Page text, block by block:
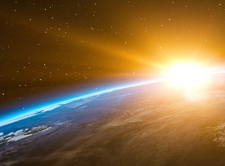
s’agit, toujours selon Greenpeace, de la 7
provenance de Russie depuis le début de
EDF « applique strictement toutes les
Une série de cylindres gris d’environ 3,7
radioactivité, ont bel et bien été déchargés
selon l’AFP. Selon Greenpeace,
presse, mentionne une « livraison » entre
l’acteur français du combustible nucléaire.
dizaine de camions à destination » du site
envoyés à Romans-sur-Isère, à l’usine
combustible, selon l’ONG.
« La poursuite de ce commerce nucléaire